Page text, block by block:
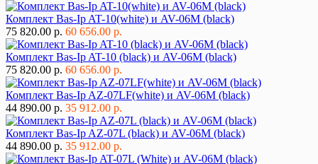
Комплект Bas-Ip AT-10(white) и AV-06M (black)
75 820.00 р. 60 656.00 р.
Комплект Bas-Ip AT-10 (black) и AV-06M (black)
75 820.00 р. 60 656.00 р.
Комплект Bas-Ip AZ-07LF(white) и AV-06M (black)
44 890.00 р. 35 912.00 р.
Комплект Bas-Ip AZ-07L (black) и AV-06M (black)
44 890.00 р. 35 912.00 р.